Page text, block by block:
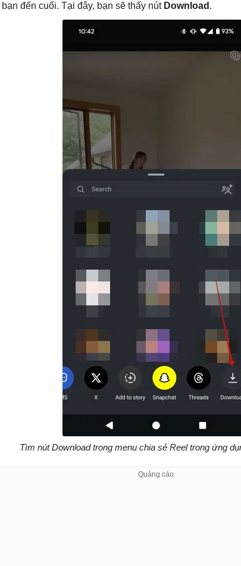
đến cuối. Tại đây, bạn sẽ thấy nút Download .
Tìm nút Download trong menu chia sẻ Reel trong ứng